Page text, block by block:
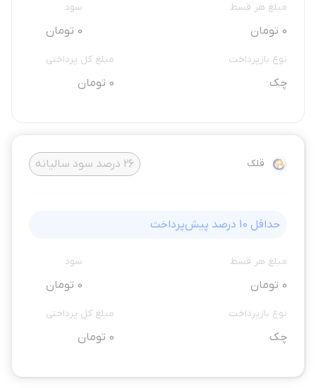
مبلغ هر قسط
0 تومان
سود
0 تومان
نوع بازپرداخت
چک
مبلغ کل پرداختی
0 تومان
قلک 26 درصد سود سالیانه
حداقل 10 درصد پیش‌پرداخت
مبلغ هر قسط
0 تومان
سود
0 تومان
نوع بازپرداخت
چک
مبلغ کل پرداختی
0 تومان